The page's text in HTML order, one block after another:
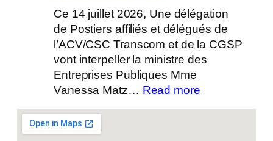
Ce 14 juillet 2026, Une délégation
de Postiers affiliés et délégués de
l’ACV/CSC Transcom et de la CGSP
vont interpeller la ministre des
Entreprises Publiques Mme
Vanessa Matz… Read more: